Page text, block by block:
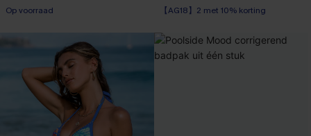
Op voorraad
Op voorraad